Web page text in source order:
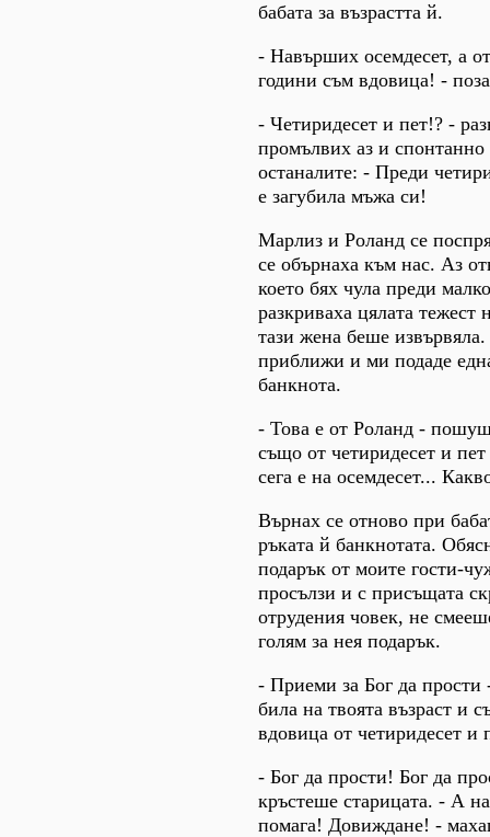
бабата за възрастта й.
- Навърших осемдесет, а
години съм вдовица! -
- Четиридесет и пет!? -
промълвих аз и спонтанно
останалите: - Преди
е загубила мъжа си!
Марлиз и Роланд се
се обърнаха към нас. Аз
което бях чула преди
разкриваха цялата тежест
тази жена беше
приближи и ми подаде
банкнота.
- Това е от Роланд -
също от четиридесет и
сега е на осемдесет...
Върнах се отново при
ръката й банкнотата.
подарък от моите гости-
просълзи и с присъщата
отрудения човек, не
голям за нея подарък.
- Приеми за Бог да
била на твоята възраст и
вдовица от четиридесет и
- Бог да прости! Бог да
кръстеше старицата. - А
помага! Довиждане! -